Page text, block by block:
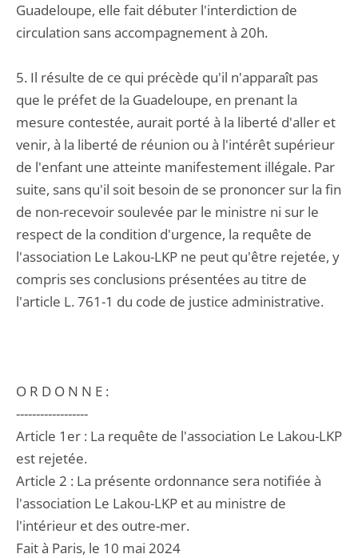
Guadeloupe, elle fait débuter l'interdiction de
circulation sans accompagnement à 20h.
5. Il résulte de ce qui précède qu'il n'apparaît pas
que le préfet de la Guadeloupe, en prenant la
mesure contestée, aurait porté à la liberté d'aller et
venir, à la liberté de réunion ou à l'intérêt supérieur
de l'enfant une atteinte manifestement illégale. Par
suite, sans qu'il soit besoin de se prononcer sur la fin
de non-recevoir soulevée par le ministre ni sur le
respect de la condition d'urgence, la requête de
l'association Le Lakou-LKP ne peut qu'être rejetée, y
compris ses conclusions présentées au titre de
l'article L. 761-1 du code de justice administrative.
O R D O N N E :
------------------
Article 1er : La requête de l'association Le Lakou-LKP
est rejetée.
Article 2 : La présente ordonnance sera notifiée à
l'association Le Lakou-LKP et au ministre de
l'intérieur et des outre-mer.
Fait à Paris, le 10 mai 2024